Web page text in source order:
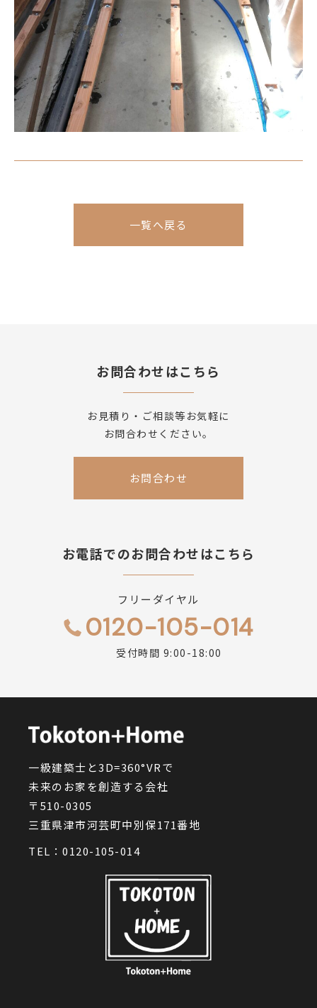
一覧へ戻る
お問合わせはこちら
お見積り・ご相談等お気軽に
お問合わせください。
お問合わせ
お電話でのお問合わせはこちら
フリーダイヤル
0120-105-014
受付時間 9:00-18:00
一級建築士と3D=360°VRで
未来のお家を創造する会社
〒510-0305
三重県津市河芸町中別保171番地
TEL： 0120-105-014